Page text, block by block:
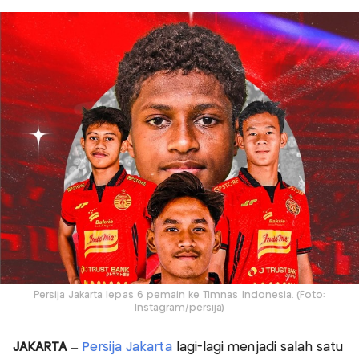
Persija Jakarta lepas 6 pemain ke Timnas Indonesia. (Foto:
Instagram/persija)
JAKARTA– Persija Jakartalagi-lagi menjadi salah satu